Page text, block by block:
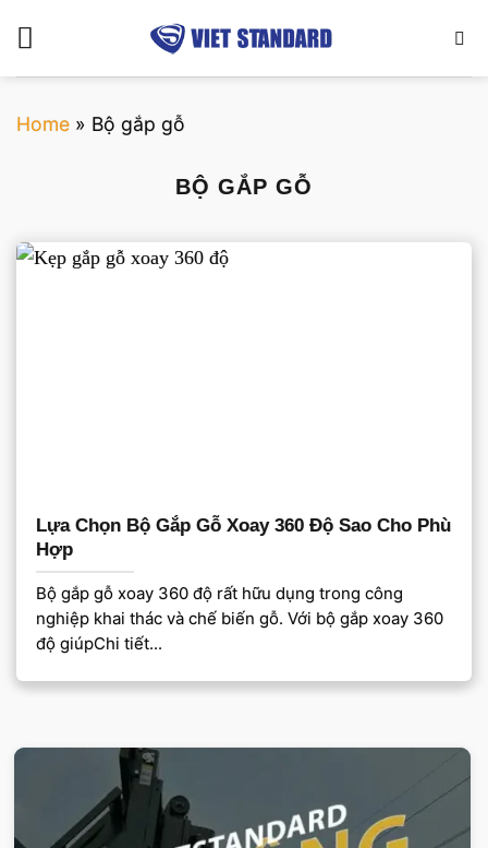
qua
nội
Home » Bộ gắp gỗ
BỘ GẮP GỖ
VIETSTANDARD VIỆT NAM
Xe-nang
Lựa Chọn Bộ Gắp Gỗ Xoay 360 Độ Sao Cho Phù
Hợp
Bộ gắp gỗ xoay 360 độ rất hữu dụng trong công
nghiệp khai thác và chế biến gỗ. Với bộ gắp xoay 360
độ giúpChi tiết...